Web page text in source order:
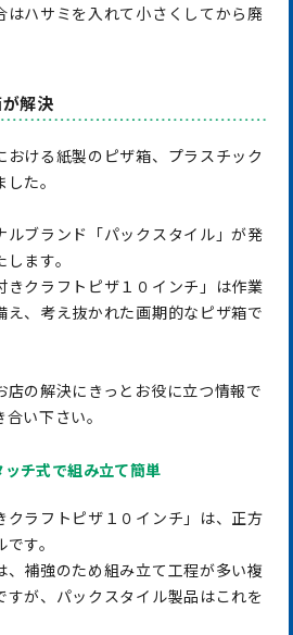
はハサミを入れて小さくしてから廃
解決
おける紙製のピザ箱、プラスチック
た。
ルブランド「パックスタイル」が発
ます。
きクラフトピザ１０インチ」は作業
、考え抜かれた画期的なピザ箱で
店の解決にきっとお役に立つ情報で
い下さい。
チ式で組み立て簡単
クラフトピザ１０インチ」は、正方
す。
、補強のため組み立て工程が多い複
すが、パックスタイル製品はこれを